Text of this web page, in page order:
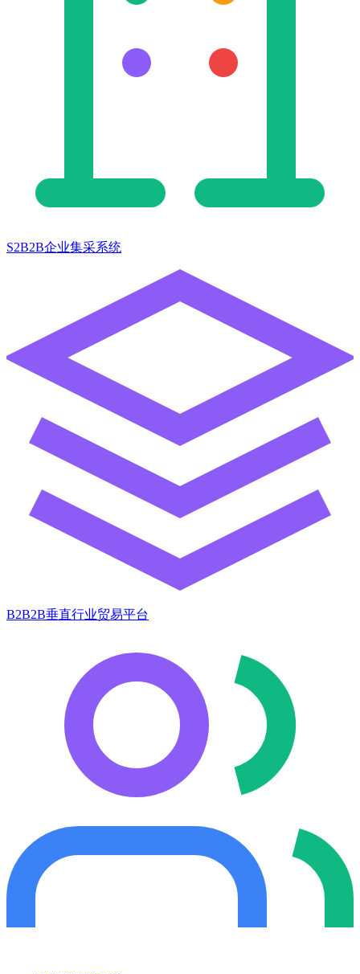
S2B2B企业集采系统
B2B2B垂直行业贸易平台